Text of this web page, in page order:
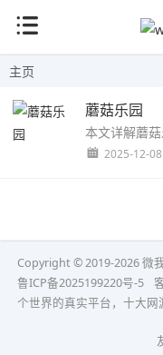
主页
蘑菇乐园
2025-12-08
Copyright © 2019-2026 微
鲁ICP备2025199220号-5
个世界的真实平台，十大网